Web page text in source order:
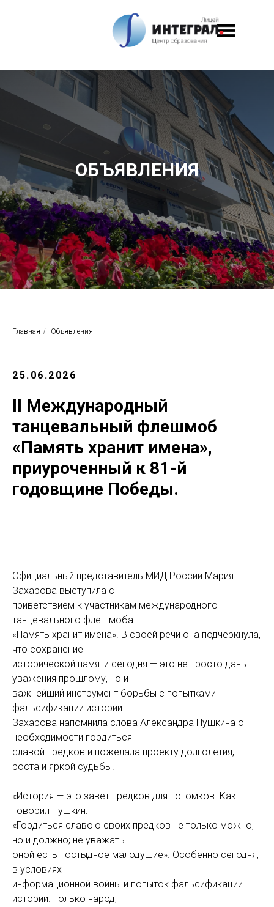
ОБЪЯВЛЕНИЯ
Главная / Объявления
25.06.2026
II Международный
танцевальный флешмоб
«Память хранит имена»,
приуроченный к 81-й
годовщине Победы.
Официальный представитель МИД России Мария
Захарова выступила с
приветствием к участникам международного
танцевального флешмоба
«Память хранит имена». В своей речи она подчеркнула,
что сохранение
исторической памяти сегодня — это не просто дань
уважения прошлому, но и
важнейший инструмент борьбы с попытками
фальсификации истории.
Захарова напомнила слова Александра Пушкина о
необходимости гордиться
славой предков и пожелала проекту долголетия,
роста и яркой судьбы.
«История — это завет предков для потомков. Как
говорил Пушкин:
«Гордиться славою своих предков не только можно,
но и должно; не уважать
оной есть постыдное малодушие». Особенно сегодня,
в условиях
информационной войны и попыток фальсификации
истории. Только народ,